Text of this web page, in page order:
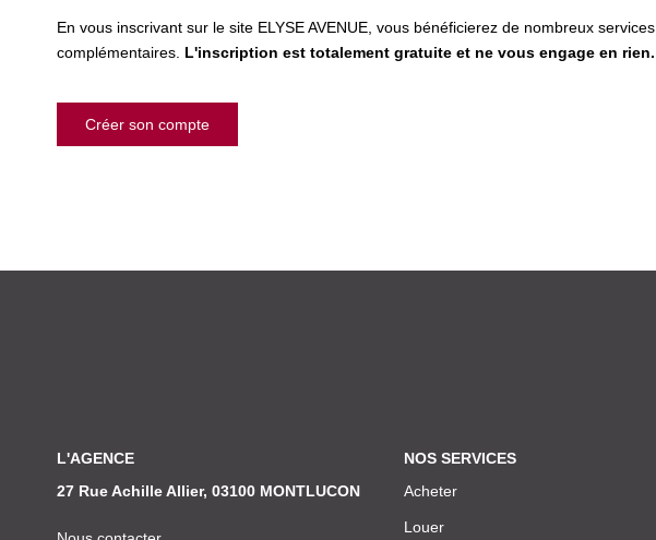
En vous inscrivant sur le site ELYSE AVENUE, vous bénéficierez de nombreux services
complémentaires. L'inscription est totalement gratuite et ne vous engage en rien.
Créer son compte
L'AGENCE
27 Rue Achille Allier, 03100 MONTLUCON
NOS SERVICES
Acheter
Louer